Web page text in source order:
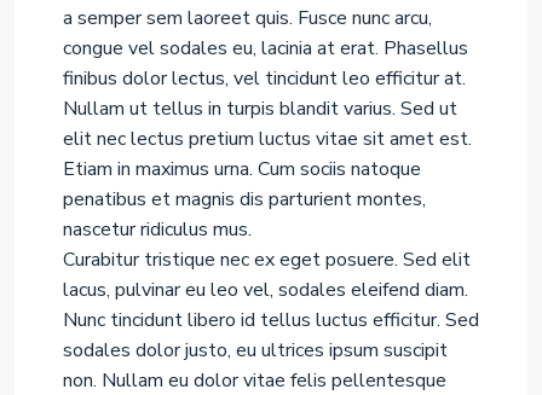
a semper sem laoreet quis. Fusce nunc arcu,
congue vel sodales eu, lacinia at erat. Phasellus
finibus dolor lectus, vel tincidunt leo efficitur at.
Nullam ut tellus in turpis blandit varius. Sed ut
elit nec lectus pretium luctus vitae sit amet est.
Etiam in maximus urna. Cum sociis natoque
penatibus et magnis dis parturient montes,
nascetur ridiculus mus.
Curabitur tristique nec ex eget posuere. Sed elit
lacus, pulvinar eu leo vel, sodales eleifend diam.
Nunc tincidunt libero id tellus luctus efficitur. Sed
sodales dolor justo, eu ultrices ipsum suscipit
non. Nullam eu dolor vitae felis pellentesque